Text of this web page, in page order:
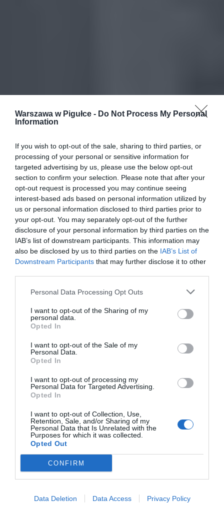
Warszawa w Pigułce - Do Not Process My Personal
Information
If you wish to opt-out of the sale, sharing to third parties, or
processing of your personal or sensitive information for
targeted advertising by us, please use the below opt-out
section to confirm your selection. Please note that after your
opt-out request is processed you may continue seeing
interest-based ads based on personal information utilized by
us or personal information disclosed to third parties prior to
your opt-out. You may separately opt-out of the further
disclosure of your personal information by third parties on the
IAB’s list of downstream participants. This information may
also be disclosed by us to third parties on the IAB’s List of
Downstream Participants that may further disclose it to other
Personal Data Processing Opt Outs
I want to opt-out of the Sharing of my
personal data.
Opted In
I want to opt-out of the Sale of my
Personal Data.
Opted In
I want to opt-out of processing my
Personal Data for Targeted Advertising.
Opted In
I want to opt-out of Collection, Use,
Retention, Sale, and/or Sharing of my
Personal Data that Is Unrelated with the
Purposes for which it was collected.
Opted Out
CONFIRM
Data Deletion Data Access Privacy Policy